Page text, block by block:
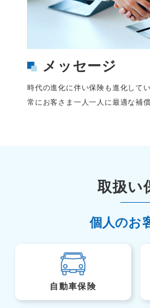
メッセージ
時代の進化に伴い保険も進化してい
常にお客さま一人一人に最適な補
取扱い
個人のお
自動車保険